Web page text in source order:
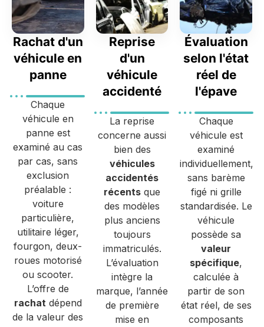
Rachat d'un
véhicule en
panne
Chaque
véhicule en
panne est
examiné au cas
par cas, sans
exclusion
préalable :
voiture
particulière,
utilitaire léger,
fourgon, deux-
roues motorisé
ou scooter.
L’offre de
rachatdépend
de la valeur des
Reprise
d'un
véhicule
accidenté
La reprise
concerne aussi
bien des
véhicules
accidentés
récents que
des modèles
plus anciens
toujours
immatriculés.
L’évaluation
intègre la
marque, l’année
de première
mise en
Évaluation
selon l'état
réel de
l'épave
Chaque
véhicule est
examiné
individuellement,
sans barème
figé ni grille
standardisée. Le
véhicule
possède sa
valeur
spécifique,
calculée à
partir de son
état réel, de ses
composants